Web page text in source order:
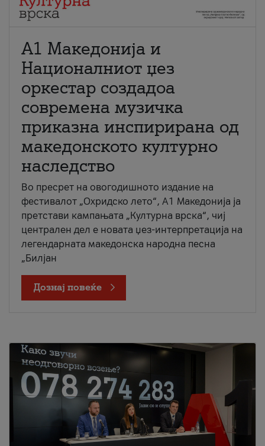
А1 Македонија и
Националниот џез
оркестар создадоа
современа музичка
приказна инспирирана од
македонското културно
наследство
Во пресрет на овогодишното издание на
фестивалот „Охридско лето“, А1 Македонија ја
претстави кампањата „Културна врска“, чиј
централен дел е новата џез-интерпретација на
легендарната македонска народна песна
„Билјан
Дознај повеќе